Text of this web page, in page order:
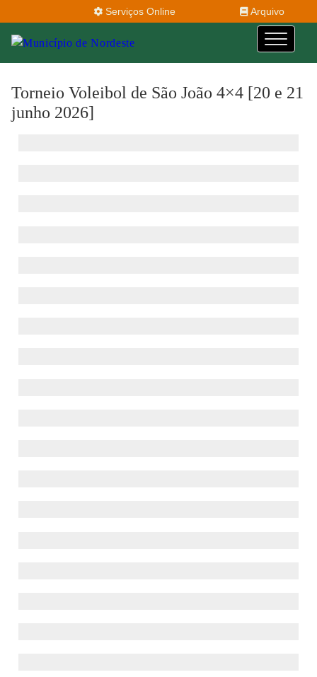
Serviços Online Arquivo
Torneio Voleibol de São João 4×4 [20 e 21
junho 2026]